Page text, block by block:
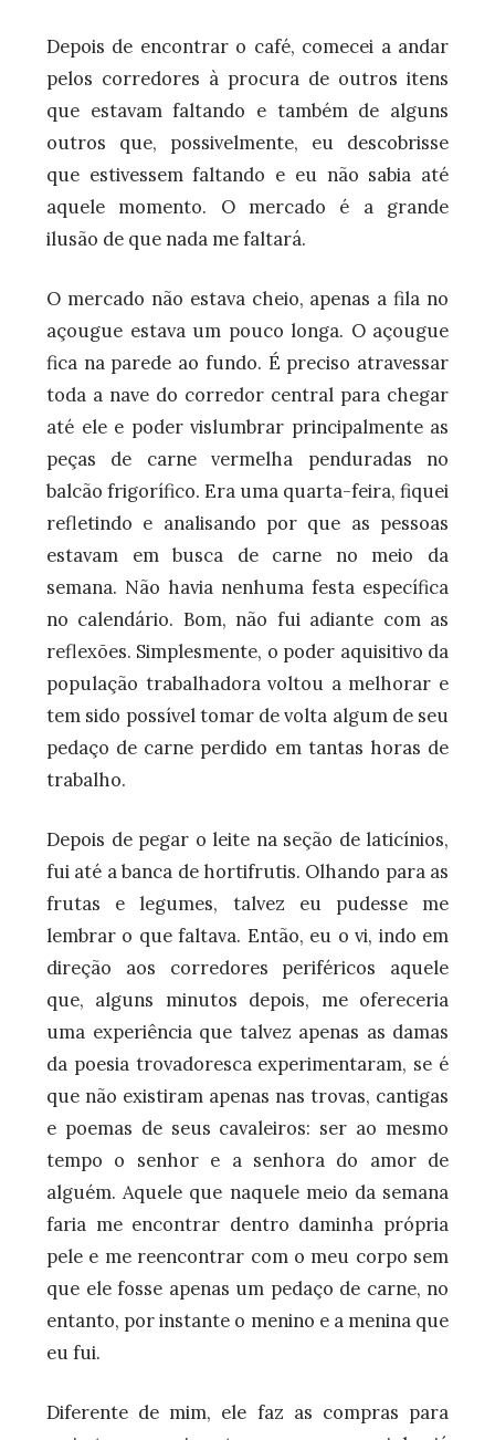
Depois de encontrar o café, comecei a andar
pelos corredores à procura de outros itens
que estavam faltando e também de alguns
outros que, possivelmente, eu descobrisse
que estivessem faltando e eu não sabia até
aquele momento. O mercado é a grande
ilusão de que nada me faltará.
O mercado não estava cheio, apenas a fila no
açougue estava um pouco longa. O açougue
fica na parede ao fundo. É preciso atravessar
toda a nave do corredor central para chegar
até ele e poder vislumbrar principalmente as
peças de carne vermelha penduradas no
balcão frigorífico. Era uma quarta-feira, fiquei
refletindo e analisando por que as pessoas
estavam em busca de carne no meio da
semana. Não havia nenhuma festa específica
no calendário. Bom, não fui adiante com as
reflexões. Simplesmente, o poder aquisitivo da
população trabalhadora voltou a melhorar e
tem sido possível tomar de volta algum de seu
pedaço de carne perdido em tantas horas de
trabalho.
Depois de pegar o leite na seção de laticínios,
fui até a banca de hortifrutis. Olhando para as
frutas e legumes, talvez eu pudesse me
lembrar o que faltava. Então, eu o vi, indo em
direção aos corredores periféricos aquele
que, alguns minutos depois, me ofereceria
uma experiência que talvez apenas as damas
da poesia trovadoresca experimentaram, se é
que não existiram apenas nas trovas, cantigas
e poemas de seus cavaleiros: ser ao mesmo
tempo o senhor e a senhora do amor de
alguém. Aquele que naquele meio da semana
faria me encontrar dentro daminha própria
pele e me reencontrar com o meu corpo sem
que ele fosse apenas um pedaço de carne, no
entanto, por instante o menino e a menina que
eu fui.
Diferente de mim, ele faz as compras para